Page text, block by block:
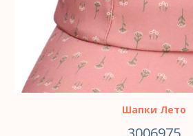
ВЫБЕРИТЕ ПАРАМЕТРЫ
Шапки Лето